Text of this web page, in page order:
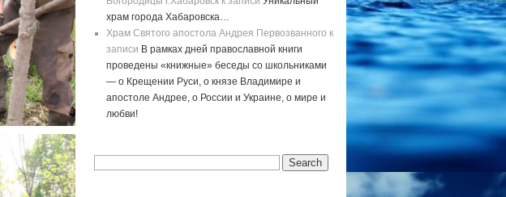
храм города Хабаровска…
Храм Святого апостола Андрея Первозванного к
записи В рамках дней православной книги
проведены «книжные» беседы со школьниками
— о Крещении Руси, о князе Владимире и
апостоле Андрее, о России и Украине, о мире и
любви!